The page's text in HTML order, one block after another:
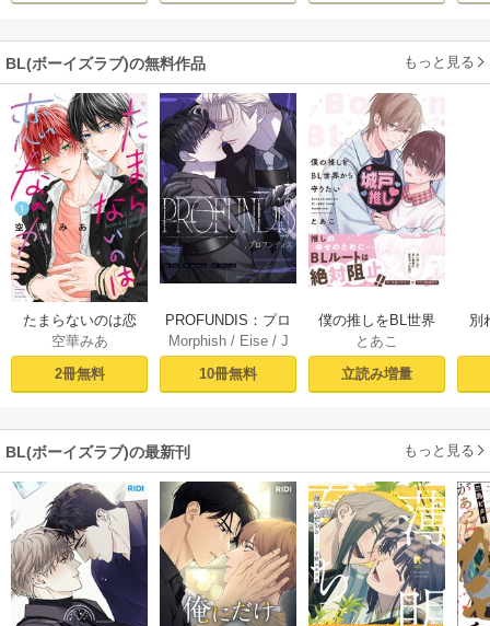
BL(ボーイズラブ)の無料作品 もっと見る
たまらないのは恋
なのか（１）【シ
ーモア限定特典付
き】
空華みあ
2冊無料
PROFUNDIS：プロ
フンディス【タテ
ヨミ】1
Morphish/ Eise/ J
aeyoung
10冊無料
僕の推しをBL世界
から守りたい【シ
ーモア限定特典付
き電子単行本】 上
とあこ
立読み増量
別
BL(ボーイズラブ)の最新刊 もっと見る